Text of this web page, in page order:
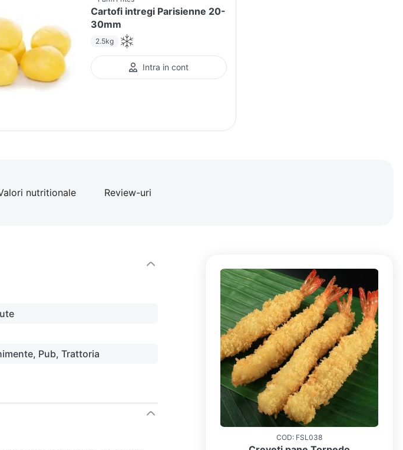
Cartofi intregi Parisienne 20-
30mm
2.5kg
Intra in cont
nutritionale Review-uri
Pub Trattoria
COD: FSL038